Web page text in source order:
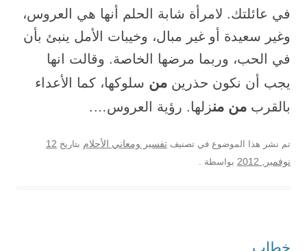
في عائلتك. لامرأة شابة الحلم أنها هي العروس،
وغير سعيدة أو غير مبال، وخيبات الأمل ينبئ بأن
في الحب، وربما مرضها الخاصة. وقالت انها
يجب أن نكون حذرين من سلوكها، كما الأعداء
بالقرب من منزلها. رؤية العروس….
تم نشر هذا الموضوع في تصنيف تفسير ومعاني الأحلام بتاريخ 12
نوفمبر, 2012
بواسطة .
خطاب